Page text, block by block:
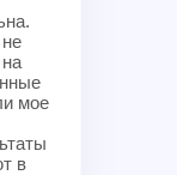
мое
в